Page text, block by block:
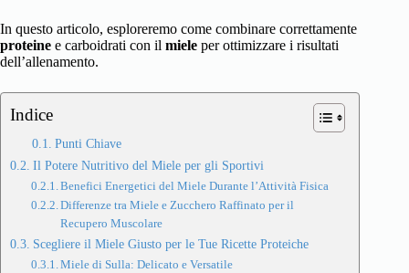
In questo articolo, esploreremo come combinare correttamente
proteine e carboidrati con il miele per ottimizzare i risultati
dell’allenamento.
Indice
Punti Chiave
Il Potere Nutritivo del Miele per gli Sportivi
Benefici Energetici del Miele Durante l’Attività Fisica
Differenze tra Miele e Zucchero Raffinato per il
Recupero Muscolare
Scegliere il Miele Giusto per le Tue Ricette Proteiche
Miele di Sulla: Delicato e Versatile